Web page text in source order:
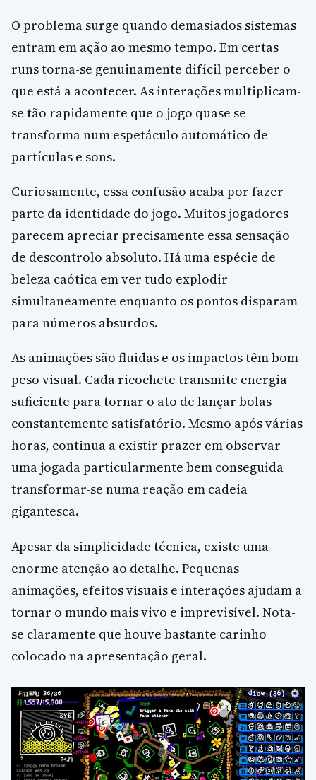
O problema surge quando demasiados sistemas
entram em ação ao mesmo tempo. Em certas
runs torna-se genuinamente difícil perceber o
que está a acontecer. As interações multiplicam-
se tão rapidamente que o jogo quase se
transforma num espetáculo automático de
partículas e sons.
Curiosamente, essa confusão acaba por fazer
parte da identidade do jogo. Muitos jogadores
parecem apreciar precisamente essa sensação
de descontrolo absoluto. Há uma espécie de
beleza caótica em ver tudo explodir
simultaneamente enquanto os pontos disparam
para números absurdos.
As animações são fluidas e os impactos têm bom
peso visual. Cada ricochete transmite energia
suficiente para tornar o ato de lançar bolas
constantemente satisfatório. Mesmo após várias
horas, continua a existir prazer em observar
uma jogada particularmente bem conseguida
transformar-se numa reação em cadeia
gigantesca.
Apesar da simplicidade técnica, existe uma
enorme atenção ao detalhe. Pequenas
animações, efeitos visuais e interações ajudam a
tornar o mundo mais vivo e imprevisível. Nota-
se claramente que houve bastante carinho
colocado na apresentação geral.